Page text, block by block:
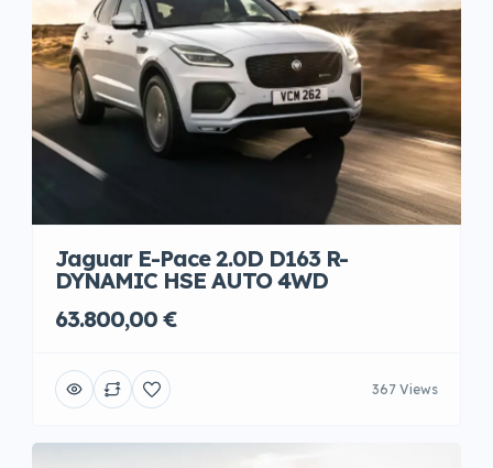
Jaguar E-Pace 2.0D D163 R-
DYNAMIC HSE AUTO 4WD
63.800,00 €
367 Views